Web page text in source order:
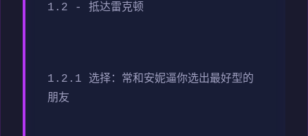
1.2 - 抵达雷克顿
1.2.1 选择：常和安妮逼你选出最好型的
朋友